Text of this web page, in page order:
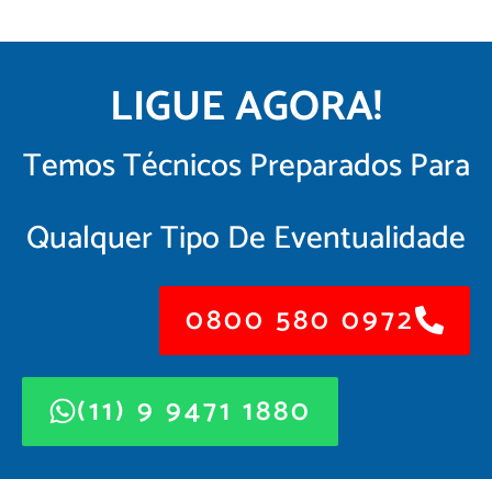
LIGUE AGORA!
Temos Técnicos Preparados Para
Qualquer Tipo De Eventualidade
0800 580 0972
(11) 9 9471 1880